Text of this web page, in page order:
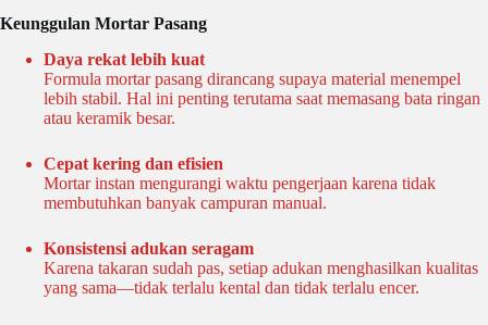
Keunggulan Mortar Pasang
Daya rekat lebih kuat
Formula mortar pasang dirancang supaya material menempel
lebih stabil. Hal ini penting terutama saat memasang bata ringan
atau keramik besar.
Cepat kering dan efisien
Mortar instan mengurangi waktu pengerjaan karena tidak
membutuhkan banyak campuran manual.
Konsistensi adukan seragam
Karena takaran sudah pas, setiap adukan menghasilkan kualitas
yang sama—tidak terlalu kental dan tidak terlalu encer.